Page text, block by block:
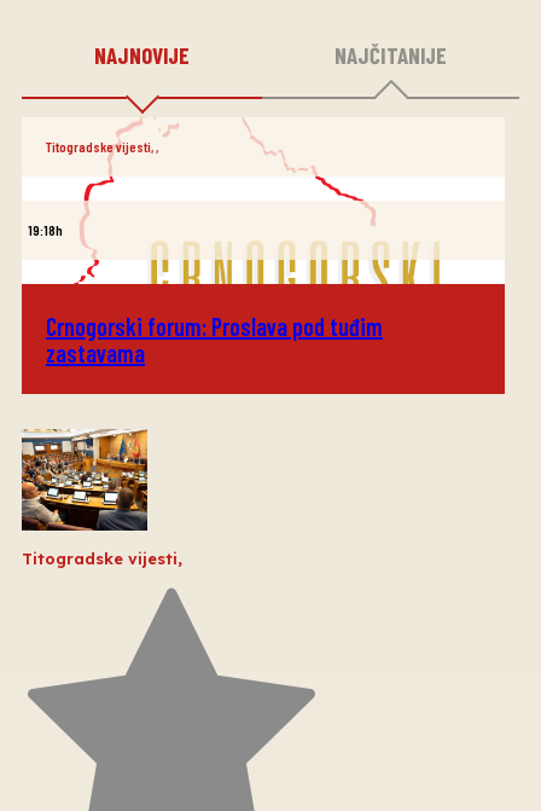
NAJNOVIJE NAJČITANIJE
Titogradske vijesti,,
19:18h
Crnogorski forum: Proslava pod tuđim
zastavama
Titogradske vijesti,